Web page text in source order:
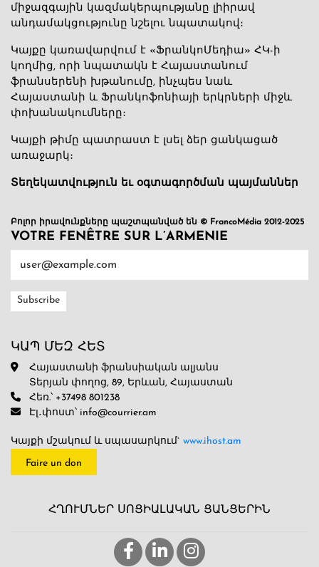
միջազգային կազմակերպությանը լիիրավ
անդամակցությունը նշելու նպատակով։
Կայքը կառավարվում է «ՖրանկոՄեդիա» ՀԿ-ի
կողմից, որի նպատակն է Հայաստանում
ֆրանսերենի խթանումը, ինչպես նաև
Հայաստանի և Ֆրանկոֆոնիայի երկրների միջև
փոխանակումները։
Կայքի թիմը պատրաստ է լսել ձեր ցանկացած
առաջարկ։
Տեղեկատվություն եւ օգտագործման պայմաններ
Բոլոր իրավունքները պաշտպանված են © FrancoMédia 2012-2025
VOTRE FENÊTRE SUR L’ARMENIE
ԿԱՊ ՄԵԶ ՀԵՏ
Հայաստանի ֆրանսիական ալյանս
Տերյան փողոց, 89, Երևան, Հայաստան
Հեռ.՝ +37498 801238
Էլ․փոստ՝ info@courrier.am
Կայքի մշակում և սպասարկում` www.ihost.am
Faire un don
ՀՂՈՒՄՆԵՐ ՍՈՑԻԱԼԱԿԱՆ ՑԱՆՑԵՐԻՆ